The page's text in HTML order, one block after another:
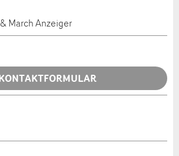
sehr geschätzt!
Feedback
mehr gültig
Anzeige an Freunde weiter.
March Anzeiger
Nachricht für die Kontaktpersonen